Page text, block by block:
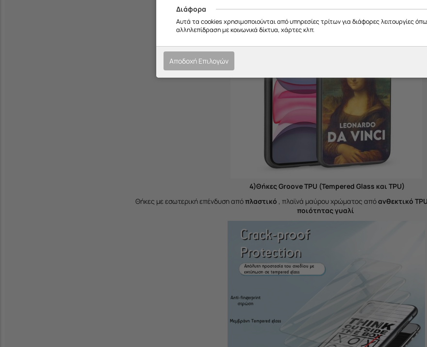
4)Θήκες Groove TPU (Tempered Glass και TPU)
Θήκες με εσωτερική επένδυση απόπλαστικό , πλαϊνά μαύρου χρώματος απόανθεκτικό TPU
ποιότητας γυαλί
Διάφορα
Αυτά τα cookies χρησιμοποιούνται από υπηρεσίες τρίτων για διάφορες λειτουργίες
αλληλεπίδραση με κοινωνικά δίκτυα, χάρτες κλπ.
Αποδοχή Επιλογών